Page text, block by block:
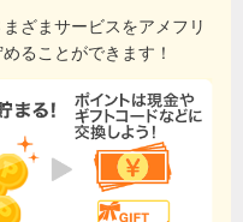
ざまサービスをアメフリ
ることができます！